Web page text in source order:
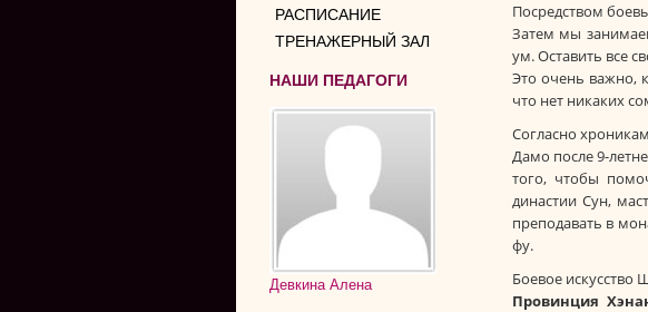
РАСПИСАНИЕ
ТРЕНАЖЕРНЫЙ ЗАЛ
НАШИ ПЕДАГОГИ
Девкина Алена
Посредством
Затем мы
ум. Оставить все
Это очень важно,
что нет никаких
Согласно
Дамо после 9-
того, чтобы
династии Сун,
преподавать в
фу.
Боевое искусство
Провинция